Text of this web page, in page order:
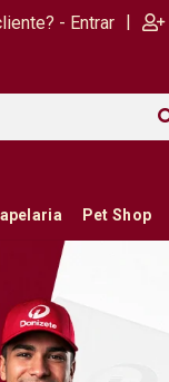
- Entrar |
Pet Shop